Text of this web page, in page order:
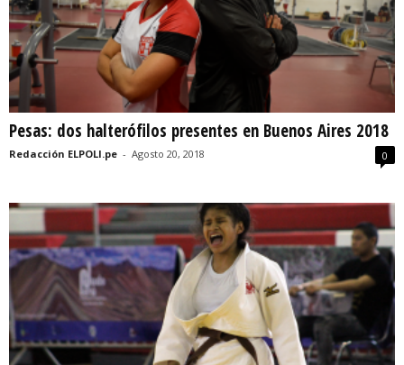
Pesas: dos halterófilos presentes en Buenos Aires 2018
Redacción ELPOLI.pe - Agosto 20, 2018 0